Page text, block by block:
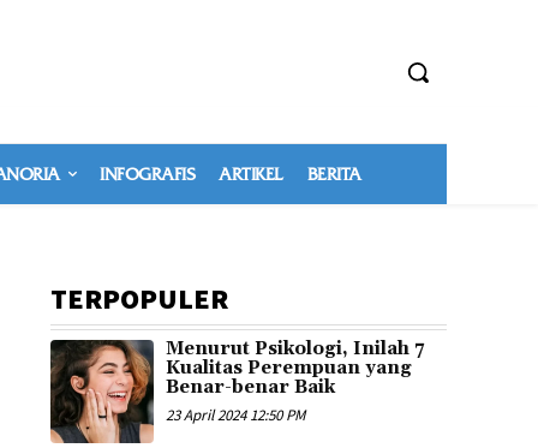
INFOGRAFIS ARTIKEL BERITA
TERPOPULER
Menurut Psikologi, Inilah 7
Kualitas Perempuan yang
Benar-benar Baik
23 April 2024 12:50 PM